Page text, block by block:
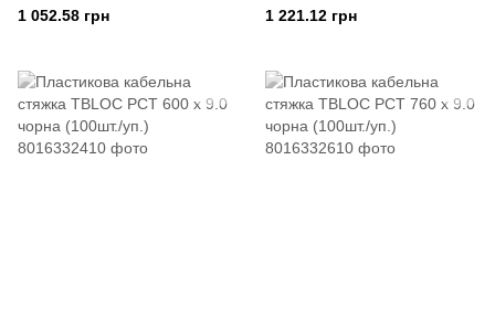
(100шт./уп.)
1 052.58 грн
(100шт./уп.)
1 221.12 грн